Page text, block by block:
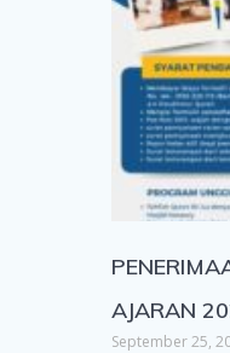
AJARAN
September 25,